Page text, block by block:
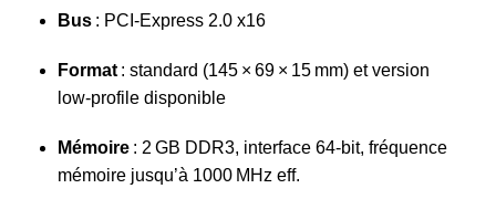
Bus : PCI‑Express 2.0 x16
Format : standard (145 × 69 × 15 mm) et version
low‑profile disponible
Mémoire : 2 GB DDR3, interface 64-bit, fréquence
mémoire jusqu’à 1000 MHz eff.